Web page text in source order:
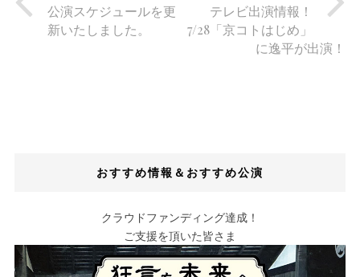
公演スケジュールを更
新いたしました。
テレビ出演情報！
7/28「京コトはじめ」
に逸平が出演！
おすすめ情報＆おすすめ公演
クラウドファンディング達成！
ご支援を頂いた皆さま